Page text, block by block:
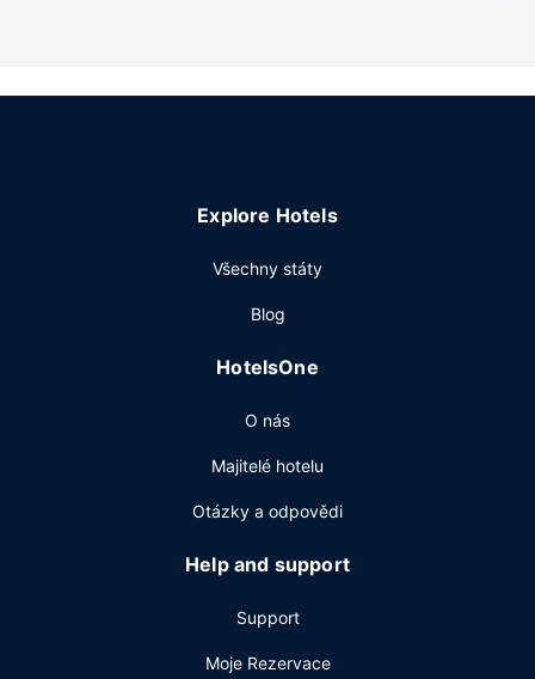
Explore Hotels
Všechny státy
Blog
HotelsOne
O nás
Majitelé hotelu
Otázky a odpovědi
Help and support
Support
Moje Rezervace